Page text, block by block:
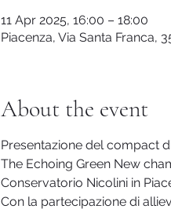
11 Apr 2025, 16:00 – 18:00
Piacenza, Via Santa Franca,
About the event
Presentazione del compact
The Echoing Green New
Conservatorio Nicolini in
Con la partecipazione di